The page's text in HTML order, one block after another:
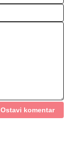
Ostavi komentar